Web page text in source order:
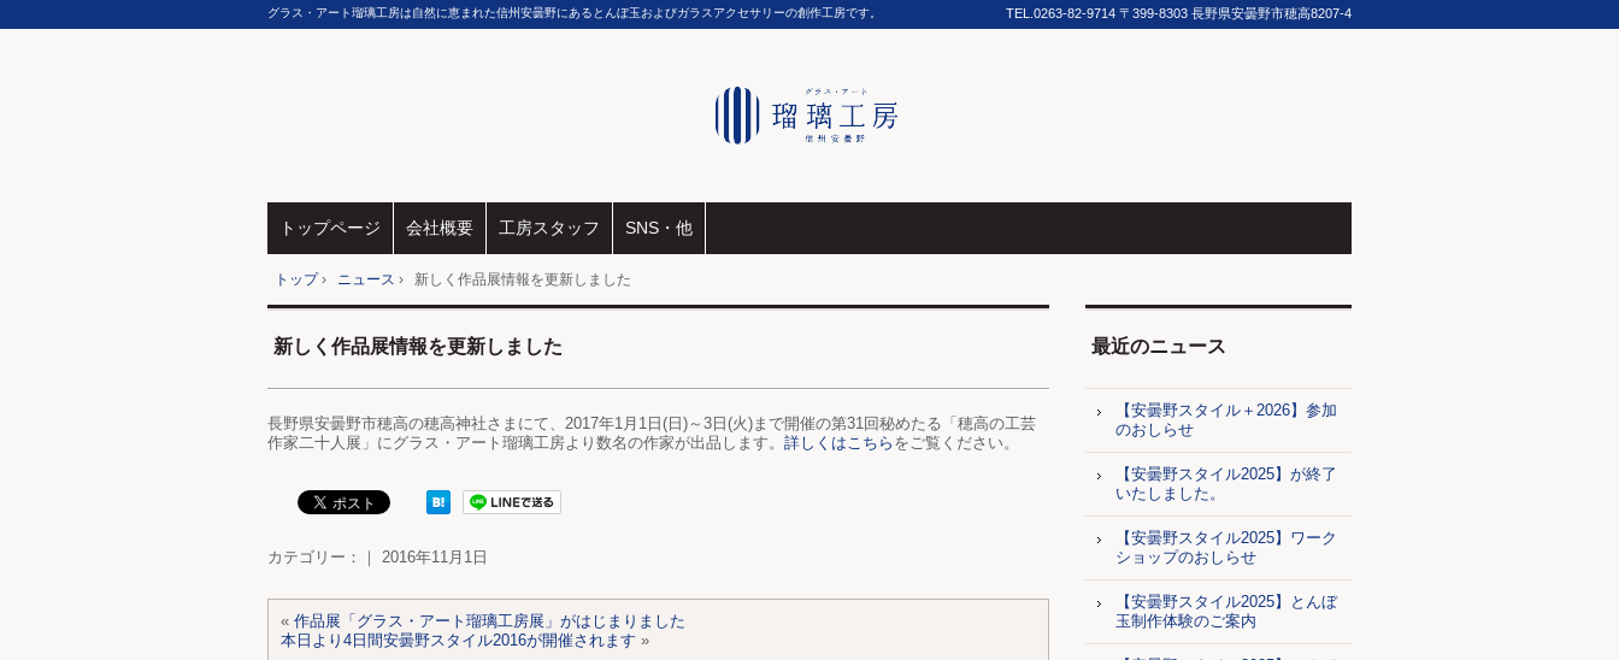
グラス・アート瑠璃工房は自然に恵まれた信州安曇野にあるとんぼ玉およびガラスアクセサリーの創作工房です。 TEL. 0263-82-9714 〒399-8303 長野県安曇野市穂高8207-4
トップページ 会社概要 工房スタッフ SNS・他
トップ› ニュース › 新しく作品展情報を更新しました
新しく作品展情報を更新しました
長野県安曇野市穂高の穂高神社さまにて、2017年1月1日(日)～3日(火)まで開催の第31回秘めたる「穂高の工芸
作家二十人展」にグラス・アート瑠璃工房より数名の作家が出品します。 詳しくはこちら をご覧ください。
カテゴリー：｜ 2016年11月1日
« 作品展「グラス・アート瑠璃工房展」がはじまりました
本日より4日間安曇野スタイル2016が開催されます »
最近のニュース
【安曇野スタイル＋2026】参加
のおしらせ
【安曇野スタイル2025】が終了
いたしました。
【安曇野スタイル2025】ワーク
ショップのおしらせ
【安曇野スタイル2025】とんぼ
玉制作体験のご案内